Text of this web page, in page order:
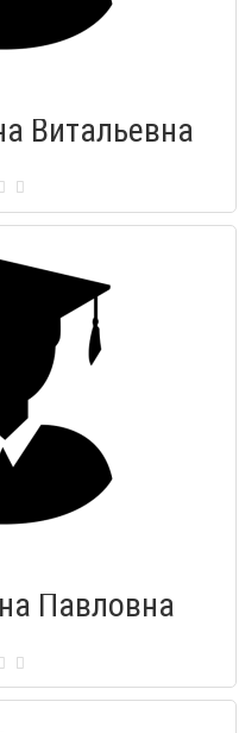
Витальевна
0008543
на Амуре
Павловна
000945
на Амуре